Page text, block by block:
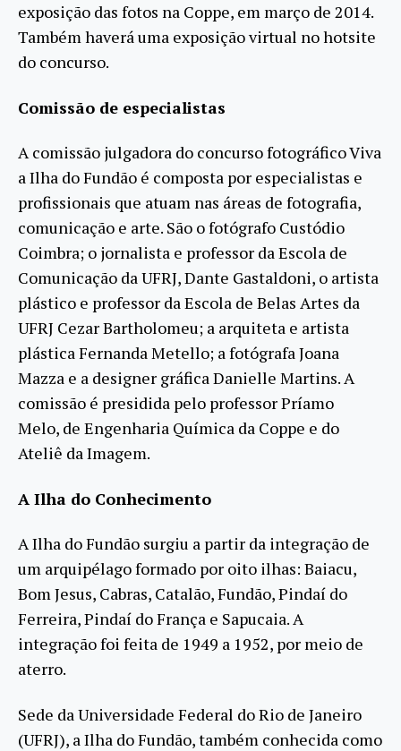
exposição das fotos na Coppe, em março de 2014.
Também haverá uma exposição virtual no hotsite
do concurso.
Comissão de especialistas
A comissão julgadora do concurso fotográfico Viva
a Ilha do Fundão é composta por especialistas e
profissionais que atuam nas áreas de fotografia,
comunicação e arte. São o fotógrafo Custódio
Coimbra; o jornalista e professor da Escola de
Comunicação da UFRJ, Dante Gastaldoni, o artista
plástico e professor da Escola de Belas Artes da
UFRJ Cezar Bartholomeu; a arquiteta e artista
plástica Fernanda Metello; a fotógrafa Joana
Mazza e a designer gráfica Danielle Martins. A
comissão é presidida pelo professor Príamo
Melo, de Engenharia Química da Coppe e do
Ateliê da Imagem.
A Ilha do Conhecimento
A Ilha do Fundão surgiu a partir da integração de
um arquipélago formado por oito ilhas: Baiacu,
Bom Jesus, Cabras, Catalão, Fundão, Pindaí do
Ferreira, Pindaí do França e Sapucaia. A
integração foi feita de 1949 a 1952, por meio de
aterro.
Sede da Universidade Federal do Rio de Janeiro
(UFRJ), a Ilha do Fundão, também conhecida como